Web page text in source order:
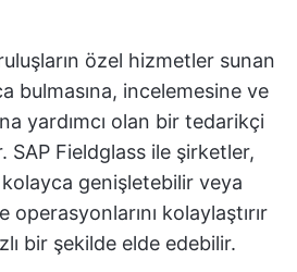
özel hizmetler sunan
bulmasına, incelemesine ve
yardımcı olan bir tedarikçi
SAP Fieldglass ile şirketler,
genişletebilir veya
kolaylaştırır
bir şekilde elde edebilir.